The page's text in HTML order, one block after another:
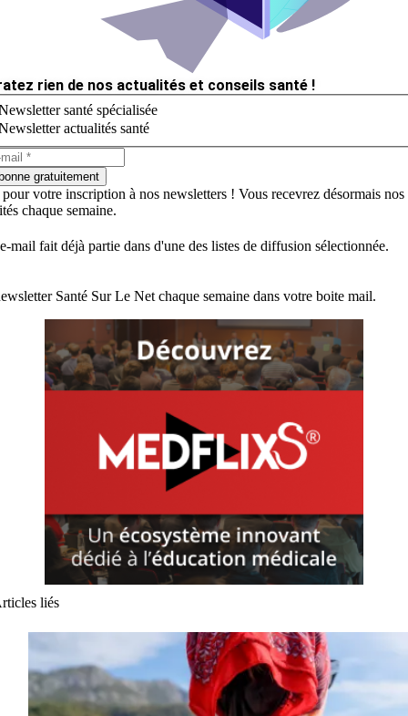
rien de nos actualités et conseils santé !
santé spécialisée
actualités santé
gratuitement
votre inscription à nos newsletters ! Vous recevrez désormais nos
chaque semaine.
mail fait déjà partie dans d'une des listes de diffusion sélectionnée.
Santé Sur Le Net chaque semaine dans votre boite mail.
liés